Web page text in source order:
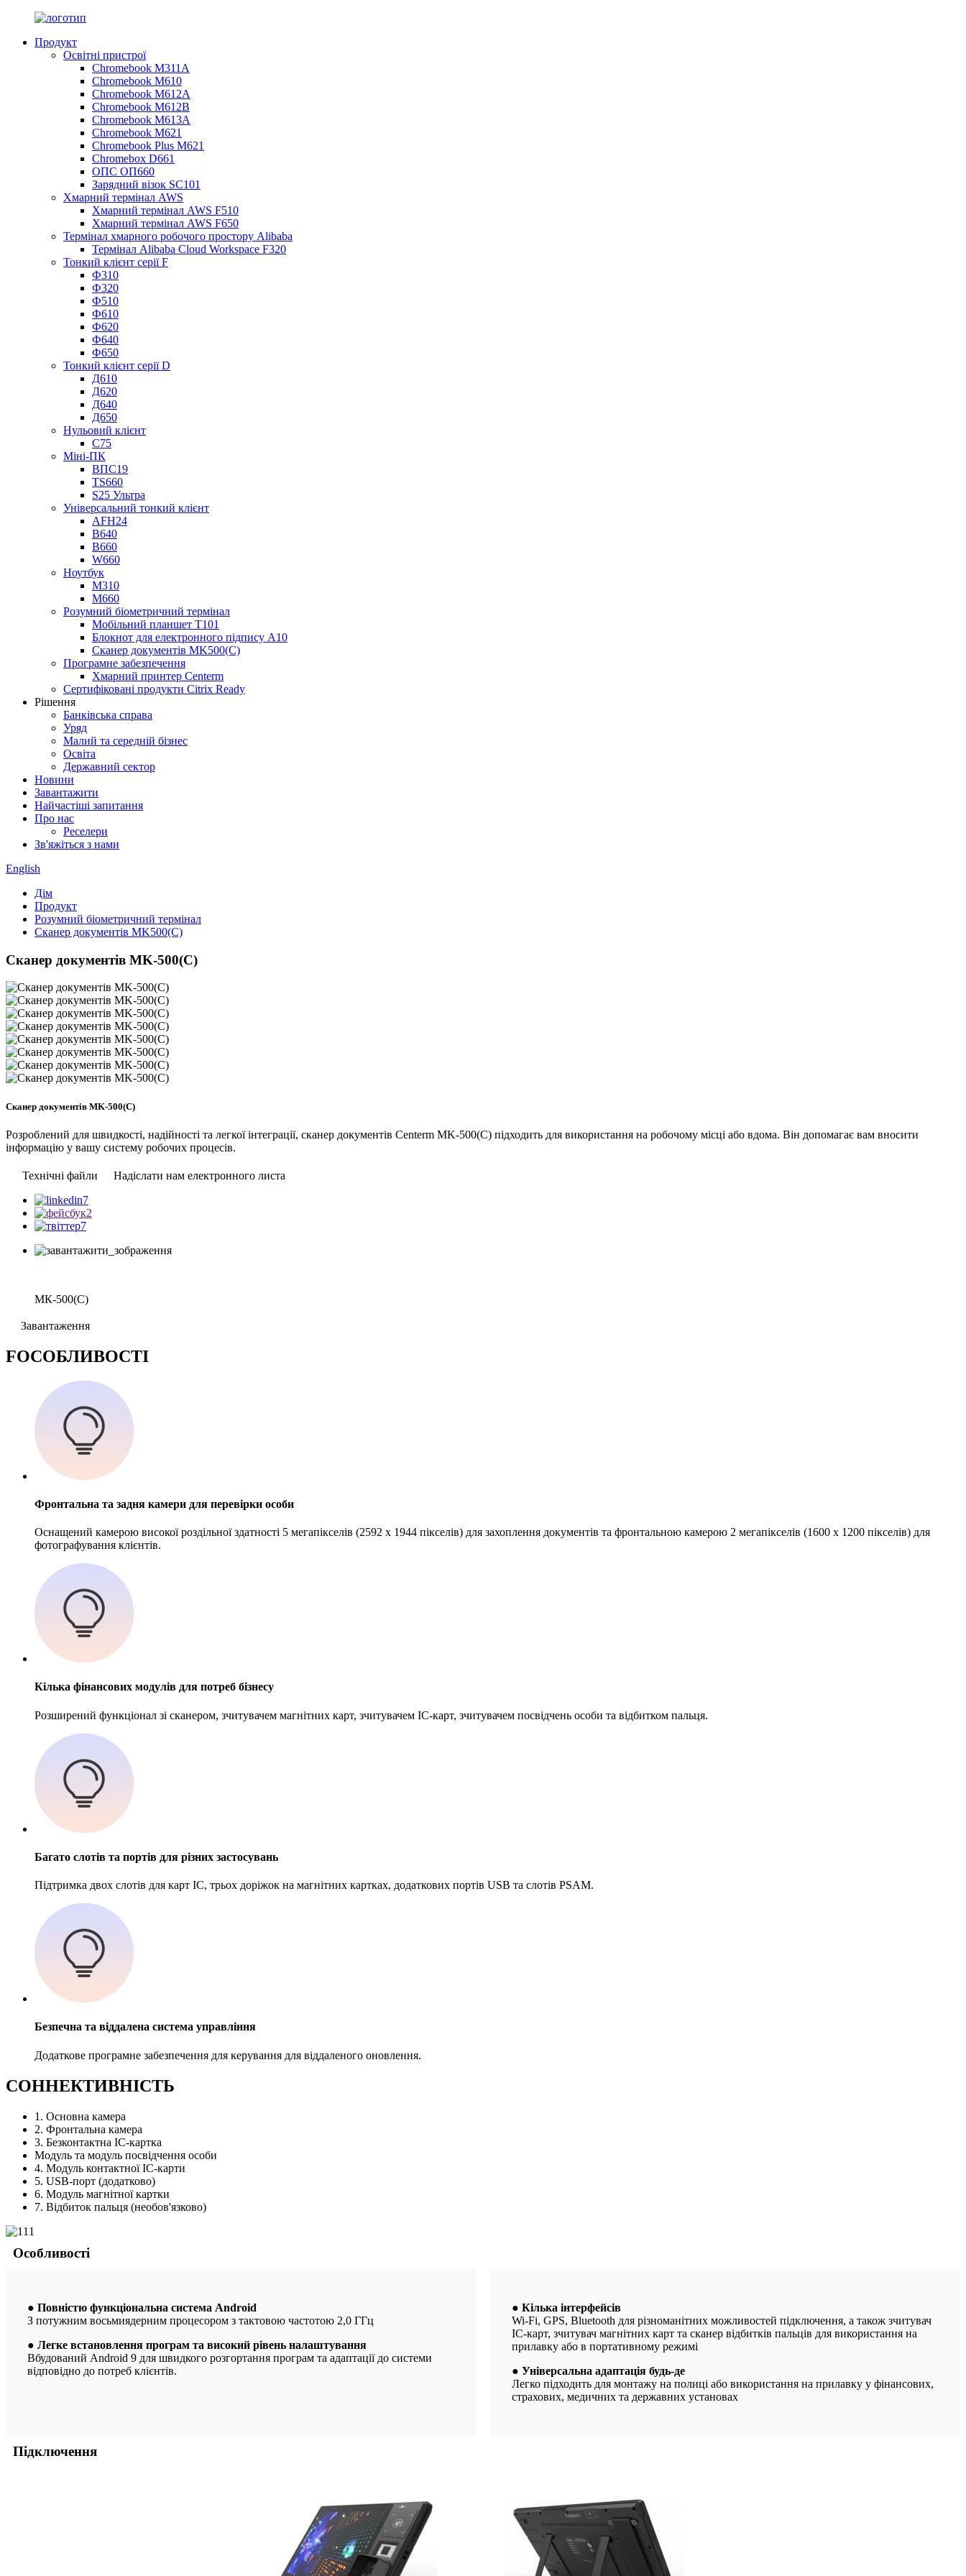
Продукт
Освітні пристрої
Chromebook M311A
Chromebook M610
Chromebook M612A
Chromebook M612B
Chromebook M613A
Chromebook M621
Chromebook Plus M621
Chromebox D661
ОПС ОП660
Зарядний візок SC101
Хмарний термінал AWS
Хмарний термінал AWS F510
Хмарний термінал AWS F650
Термінал хмарного робочого простору Alibaba
Термінал Alibaba Cloud Workspace F320
Тонкий клієнт серії F
Ф310
Ф320
Ф510
Ф610
Ф620
Ф640
Ф650
Тонкий клієнт серії D
Д610
Д620
Д640
Д650
Нульовий клієнт
С75
Міні-ПК
ВПС19
TS660
S25 Ультра
Універсальний тонкий клієнт
AFH24
В640
В660
W660
Ноутбук
М310
М660
Розумний біометричний термінал
Мобільний планшет T101
Блокнот для електронного підпису A10
Сканер документів MK500(C)
Програмне забезпечення
Хмарний принтер Centerm
Сертифіковані продукти Citrix Ready
Рішення
Банківська справа
Уряд
Малий та середній бізнес
Освіта
Державний сектор
Новини
Завантажити
Найчастіші запитання
Про нас
Реселери
Зв'яжіться з нами
English
Дім
Продукт
Розумний біометричний термінал
Сканер документів MK500(C)
Сканер документів MK-500(C)
Сканер документів MK-500(C)
Розроблений для швидкості, надійності та легкої інтеграції, сканер документів Centerm MK-500(C) підходить для використання на робочому місці або вдома. Він допомагає вам вносити
інформацію у вашу систему робочих процесів.
Технічні файли Надіслати нам електронного листа
МК-500(С)
Завантаження
FОСОБЛИВОСТІ
Фронтальна та задня камери для перевірки особи
Оснащений камерою високої роздільної здатності 5 мегапікселів (2592 x 1944 пікселів) для захоплення документів та фронтальною камерою 2 мегапікселів (1600 x 1200 пікселів) для
фотографування клієнтів.
Кілька фінансових модулів для потреб бізнесу
Розширений функціонал зі сканером, зчитувачем магнітних карт, зчитувачем IC-карт, зчитувачем посвідчень особи та відбитком пальця.
Багато слотів та портів для різних застосувань
Підтримка двох слотів для карт IC, трьох доріжок на магнітних картках, додаткових портів USB та слотів PSAM.
Безпечна та віддалена система управління
Додаткове програмне забезпечення для керування для віддаленого оновлення.
CОННЕКТИВНІСТЬ
1. Основна камера
2. Фронтальна камера
3. Безконтактна IC-картка
Модуль та модуль посвідчення особи
4. Модуль контактної IC-карти
5. USB-порт (додатково)
6. Модуль магнітної картки
7. Відбиток пальця (необов'язково)
Особливості
● Повністю функціональна система Android
З потужним восьмиядерним процесором з тактовою частотою 2,0 ГГц
● Легке встановлення програм та високий рівень налаштування
Вбудований Android 9 для швидкого розгортання програм та адаптації до системи
відповідно до потреб клієнтів.
● Кілька інтерфейсів
Wi-Fi, GPS, Bluetooth для різноманітних можливостей підключення, а також зчитувач
IC-карт, зчитувач магнітних карт та сканер відбитків пальців для використання на
прилавку або в портативному режимі
● Універсальна адаптація будь-де
Легко підходить для монтажу на полиці або використання на прилавку у фінансових,
страхових, медичних та державних установах
Підключення